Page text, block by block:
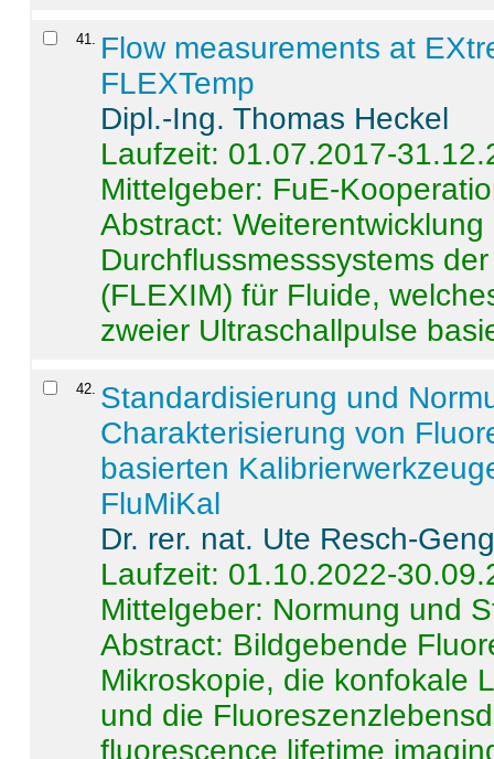
41. Flow measurements at
FLEXTemp
Dipl.-Ing. Thomas Heckel
Laufzeit: 01.07.2017-
Mittelgeber: FuE-
Abstract:
Durchflussmesssystems
(FLEXIM) für Fluide,
zweier Ultraschallpulse
42. Standardisierung und
Charakterisierung von
basierten
FluMiKal
Dr. rer. nat. Ute Resch-
Laufzeit: 01.10.2022-
Mittelgeber: Normung und
Abstract: Bildgebende
Mikroskopie, die konfokale
und die
fluorescence lifetime